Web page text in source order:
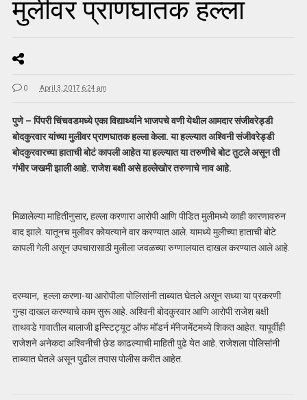
मुलीवर प्राणघातक हल्ला
0 April 3, 2017 6:24 am
पुणे – पिंपरी चिंचवडमध्ये एका विद्यार्थ्याने भाजपचे वणी येथीलआमदार संजीवरेड्डी
बोदकुरवार यांच्या मुलीवर प्राणघातक हल्ला केला. या हल्ल्यात अश्विनी संजीवरेड्डी
बोदकुरवारच्या हाताची बोटं कापली आहेत या हल्ल्यात या तरुणीचे बोट तुटले असून ती
गंभीर जखमी झाली आहे. राजेश बक्षी असे हल्लेखोर तरुणाचे नाव आहे.
मिळालेल्या माहितीनुसार, हल्ला करणारा आरोपी आणि पीडित मुलीमध्ये काही कारणावरुन
वाद झाले. यातूनच मुलीवर कोयत्याने वार करण्यात आले. यामध्ये मुलीच्या हाताची बोटे
कापली गेली असून उपचारासाठी मुलीला जवळच्या रुग्णालयात दाखल करण्यात आले आहे.
दरम्यान, हल्ला करणा-या आरोपीला पोलिसांनी ताब्यात घेतले असून सध्या या प्रकरणी
गुन्हा दाखल करण्याचे काम सुरू आहे. अश्विनी बोदकुरवार आणि आरोपी राजेश बक्षी
ताथवडे गावातील बालाजी इन्स्टिट्यूट ऑफ मॉडर्न मॅनेजमेंटमध्ये शिकत आहेत. यापूर्वीही
राजेशने अनेकदा अश्विनीची छेड काढल्याची माहिती पुढे येत आहे. राजेशला पोलिसांनी
ताब्यात घेतले असून पुढील तपास पोलीस करीत आहेत.